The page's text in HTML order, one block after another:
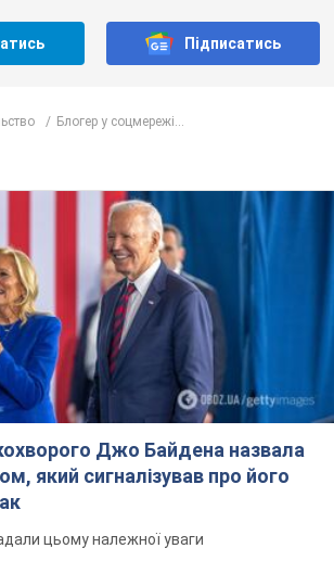
Підписатись
Блогер у соцмережі...
Джо Байдена назвала
який сигналізував про його
цьому належної уваги